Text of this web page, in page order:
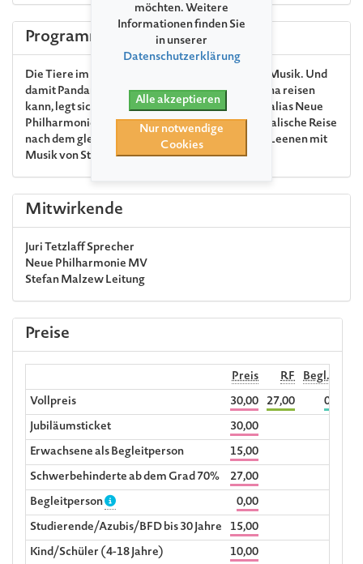
Programm
Die Tiere im Zoo von Direktor Fröhlich machen Musik. Und
damit Pandamädchen Mei Yue einmal nach China reisen
kann, legt sich das erfinderische Zoo-Orchester alias Neue
Philharmonie MV so richtig ins Zeug! Eine musikalische Reise
nach dem gleichnamigen Kinderbuch von Heidi Leenen mit
Musik von Stefan Malzew.
Mitwirkende
Juri TetzlaffSprecher
Neue Philharmonie MV
Stefan MalzewLeitung
Preise
Preis RF
Begl. RF
Vollpreis
30,00 27,00
0,00
Jubiläumsticket
30,00
Erwachsene als Begleitperson
15,00
Schwerbehinderte ab dem Grad 70%
27,00
Begleitperson
0,00
Studierende/Azubis/BFD bis 30 Jahre
15,00
Kind/Schüler (4-18 Jahre)
10,00
möchten. Weitere
Informationen finden Sie
in unserer
Datenschutzerklärung
Alle akzeptieren
Nur notwendige
Cookies